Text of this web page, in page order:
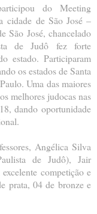
do Meeting
cidade de São José –
São José, chancelado
de Judô fez forte
estado. Participaram
os estados de Santa
Uma das maiores
melhores judocas nas
dando oportunidade
Angélica Silva
de Judô), Jair
competição e
prata, 04 de bronze e